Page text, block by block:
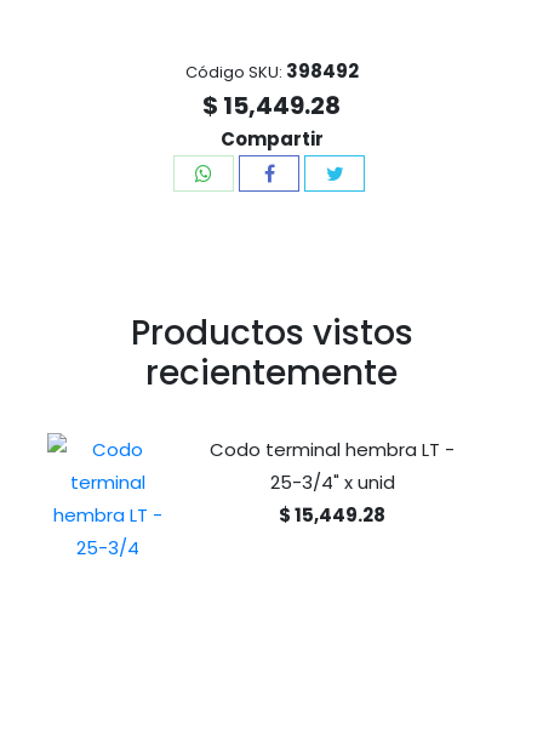
Código SKU: 398492
$ 15,449.28
Compartir
Productos vistos
recientemente
Codo terminal hembra LT -
25-3/4" x unid
$ 15,449.28